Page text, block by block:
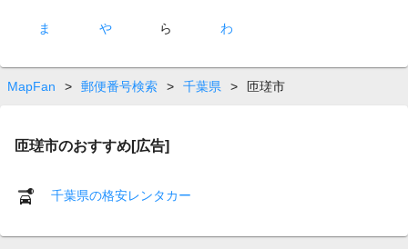
ま や ら わ
MapFan > 郵便番号検索 > 千葉県 > 匝瑳市
匝瑳市のおすすめ[広告]
千葉県の格安レンタカー